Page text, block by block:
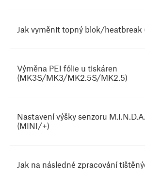
Jak vyměnit topný blok/
Výměna PEI fólie u tiskáren
(MK3S/MK3/MK2.5S/MK2.5)
Nastavení výšky senzoru
(MINI/+)
Jak na následné zpracování